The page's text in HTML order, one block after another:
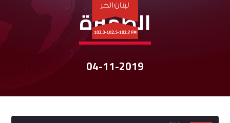
نشرات الأخبار
الظّهيرة
04-11-2019